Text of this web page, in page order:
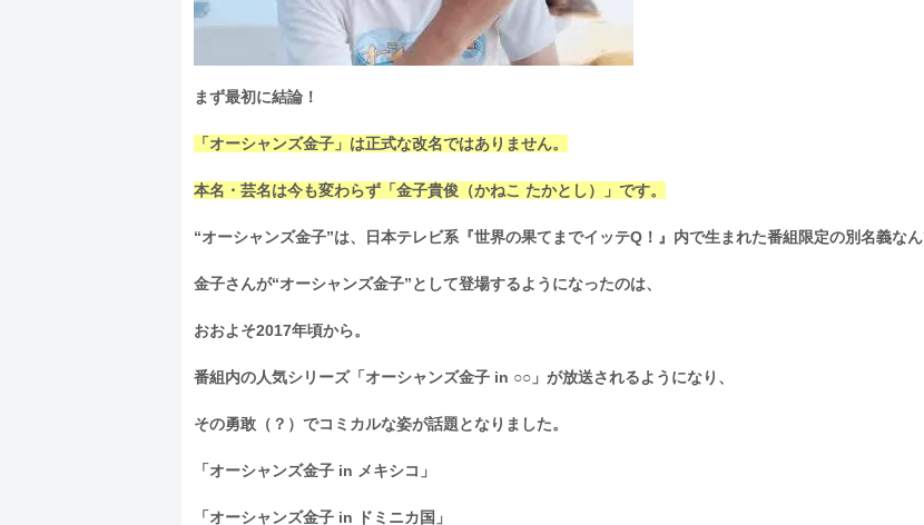
まず最初に結論！
「オーシャンズ金子」は正式な改名ではありません。
本名・芸名は今も変わらず「金子貴俊（かねこ たかとし）」です。
“オーシャンズ金子”は、日本テレビ系『世界の果てまでイッテQ！』内で生まれた番組限定の別名義なん
金子さんが“オーシャンズ金子”として登場するようになったのは、
おおよそ2017年頃から。
番組内の人気シリーズ「オーシャンズ金子 in ○○」が放送されるようになり、
その勇敢（？）でコミカルな姿が話題となりました。
「オーシャンズ金子 in メキシコ」
「オーシャンズ金子 in ドミニカ国」